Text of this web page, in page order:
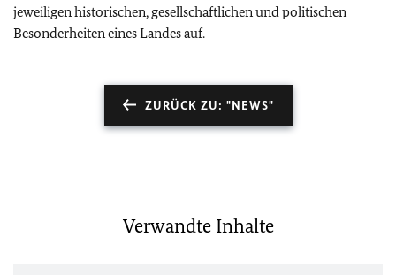
jeweiligen historischen, gesellschaftlichen und politischen
Besonderheiten eines Landes auf.
ZURÜCK ZU: "NEWS"
Verwandte Inhalte